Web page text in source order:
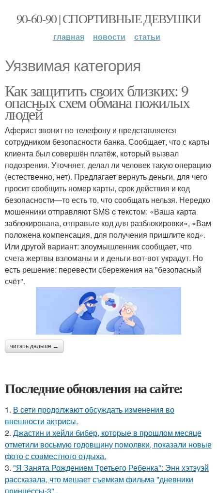
90-60-90 | СПОРТИВНЫЕ ДЕВУШКИ
главная новости статьи
Уязвимая категория
Как защитить своих близких: 9
опасных схем обмана пожилых
людей
Аферист звонит по телефону и представляется
сотрудником безопасности банка. Сообщает, что с карты
клиента был совершён платёж, который вызвал
подозрения. Уточняет, делал ли человек такую операцию
(естественно, нет). Предлагает вернуть деньги, для чего
просит сообщить номер карты, срок действия и код
безопасности—то есть то, что сообщать нельзя. Нередко
мошенники отправляют SMS c текстом: «Ваша карта
заблокирована, отправьте код для разблокировки», «Вам
положена компенсация, для получения пришлите код».
Или другой вариант: злоумышленник сообщает, что
счета жертвы взломаны и и деньги вот-вот украдут. Но
есть решение: перевести сбережения на "безопасный
счёт".
читать дальше →
Последние обновления на сайте:
1. В сети продолжают обсуждать изменения во
внешности актрисы.
2. Джастин и хейли бибер, которые в прошлом месяце
отметили восьмую годовщину помолвки, показали новые
фото с совместного отдыха.
3. "Я Занята Рождением Третьего Ребенка": Энн хэтэуэй
рассказала, что мешает съемкам фильма "дневники